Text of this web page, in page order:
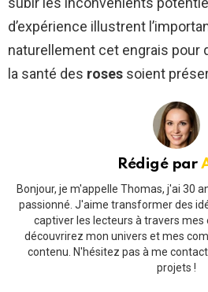
d’expérience illustrent
naturellement cet engrais pour
la santé des roses soient
Rédigé par
Bonjour, je m'appelle Thomas, j'ai 30
passionné. J'aime transformer des
captiver les lecteurs à travers mes
découvrirez mon univers et mes
contenu. N'hésitez pas à me
projets !